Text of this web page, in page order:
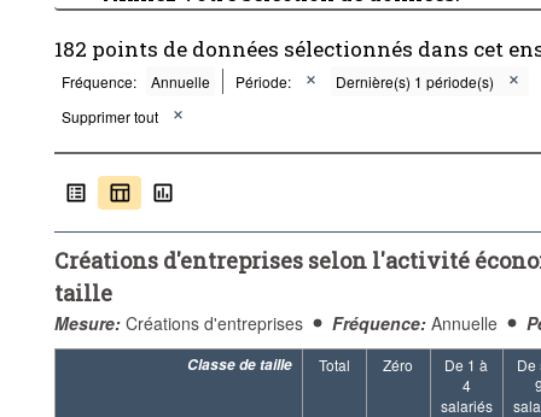
182 points de données sélectionnés dans cet
Fréquence: Annuelle Période:
Dernière(s) 1 période(s)
Supprimer tout
Créations d'entreprises selon l'activité
taille
Mesure: Créations d'entreprises Fréquence: Annuelle
Classe de taille Total Zéro
De 1 à
4
salariés
De